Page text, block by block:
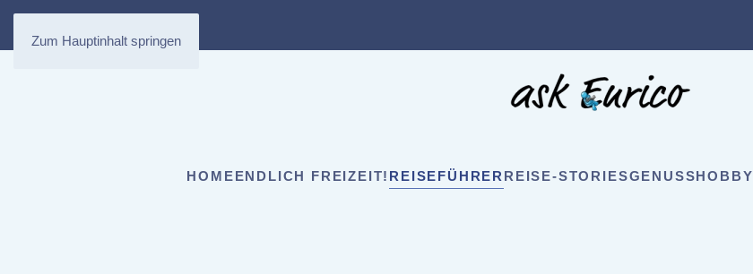
Zum Hauptinhalt springen
HOMEENDLICH FREIZEIT! REISEFÜHRER REISE-STORIESGENUSSHOBBY